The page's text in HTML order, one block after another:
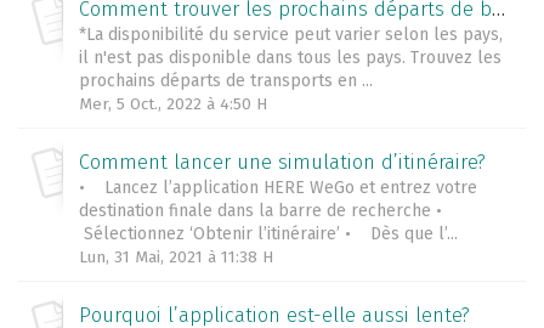
Comment trouver les prochains départs de bus et/ou train?
*La disponibilité du service peut varier selon les pays,
il n'est pas disponible dans tous les pays. Trouvez les
prochains départs de transports en ...
Mer, 5 Oct., 2022 à 4:50 H
Comment lancer une simulation d’itinéraire?
• Lancez l’application HERE WeGo et entrez votre
destination finale dans la barre de recherche •
Sélectionnez ‘Obtenir l’itinéraire’ • Dès que l’...
Lun, 31 Mai, 2021 à 11:38 H
Pourquoi l’application est-elle aussi lente?